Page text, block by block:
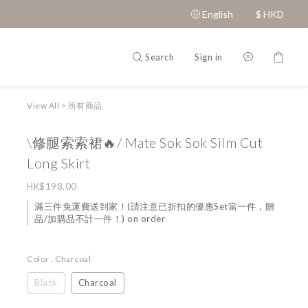
English $ HKD
Search Sign in
View All > 所有商品
\修腿索索裙🔥/ Mate Sok Sok Silm Cut
Long Skirt
HK$198.00
滿三件免運費送到家！(請注意已折扣的優惠Set當一件，贈
品/加購品不計一件！) on order
Color : Charcoal
Black Charcoal